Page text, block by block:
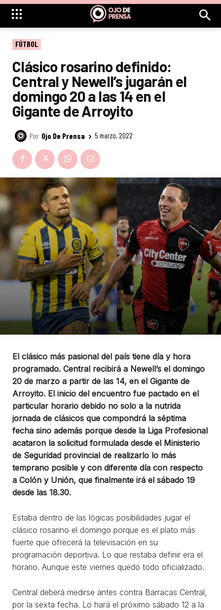
FÚTBOL
Clásico rosarino definido:
Central y Newell’s jugarán el
domingo 20 a las 14 en el
Gigante de Arroyito
Por Ojo De Prensa 5 marzo, 2022
El clásico más pasional del país tiene día y hora
programado. Central recibirá a Newell’s el domingo
20 de marzo a partir de las 14, en el Gigante de
Arroyito. El inicio del encuentro fue pactado en el
particular horario debido no solo a la nutrida
jornada de clásicos que compondrá la séptima
fecha sino además porque desde la Liga Profesional
acataron la solicitud formulada desde el Ministerio
de Seguridad provincial de realizarlo lo más
temprano posible y con diferente día con respecto
a Colón y Unión, que finalmente irá el sábado 19
desde las 18.30.
Estaba dentro de las lógicas posibilidades jugar el
clásico rosarino el domingo porque es el plato más
fuerte que ofrecerá la televisación en su
programación deportiva. Lo que restaba definir era el
horario. Aunque este viernes quedó todo oficializado.
Central deberá medirse antes contra Barracas Central,
por la sexta fecha. Lo hará el próximo sábado 12 a la